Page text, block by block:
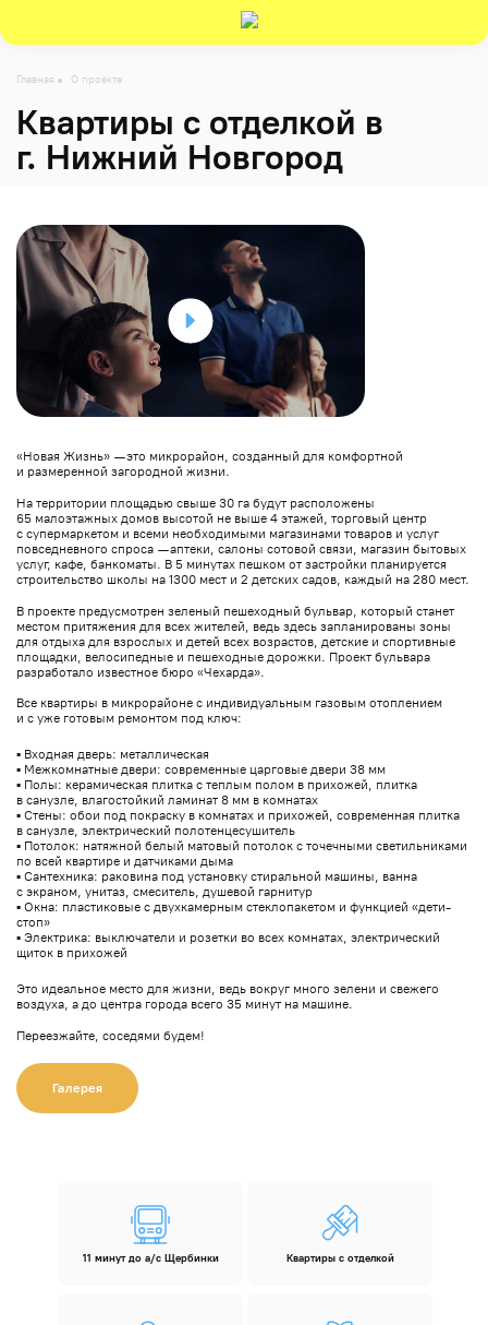
Главная О проекте
Квартиры с отделкой в
г. Нижний Новгород
«Новая Жизнь» — это микрорайон, созданный для комфортной
и размеренной загородной жизни.
На территории площадью свыше 30 га будут расположены
65 малоэтажных домов высотой не выше 4 этажей, торговый центр
с супермаркетом и всеми необходимыми магазинами товаров и услуг
повседневного спроса — аптеки, салоны сотовой связи, магазин бытовых
услуг, кафе, банкоматы. В 5 минутах пешком от застройки планируется
строительство школы на 1300 мест и 2 детских садов, каждый на 280 мест.
В проекте предусмотрен зеленый пешеходный бульвар, который станет
местом притяжения для всех жителей, ведь здесь запланированы зоны
для отдыха для взрослых и детей всех возрастов, детские и спортивные
площадки, велосипедные и пешеходные дорожки. Проект бульвара
разработало известное бюро «Чехарда».
Все квартиры в микрорайоне с индивидуальным газовым отоплением
и с уже готовым ремонтом под ключ:
▪️ Входная дверь: металлическая
▪️ Межкомнатные двери: современные царговые двери 38 мм
▪️ Полы: керамическая плитка с теплым полом в прихожей, плитка
в санузле, влагостойкий ламинат 8 мм в комнатах
▪️ Стены: обои под покраску в комнатах и прихожей, современная плитка
в санузле, электрический полотенцесушитель
▪️ Потолок: натяжной белый матовый потолок с точечными светильниками
по всей квартире и датчиками дыма
▪️ Сантехника: раковина под установку стиральной машины, ванна
с экраном, унитаз, смеситель, душевой гарнитур
▪️ Окна: пластиковые с двухкамерным стеклопакетом и функцией «дети-
стоп»
▪️ Электрика: выключатели и розетки во всех комнатах, электрический
щиток в прихожей
Это идеальное место для жизни, ведь вокруг много зелени и свежего
воздуха, а до центра города всего 35 минут на машине.
Переезжайте, соседями будем!
Галерея
11 минут до а/с Щербинки Квартиры с отделкой